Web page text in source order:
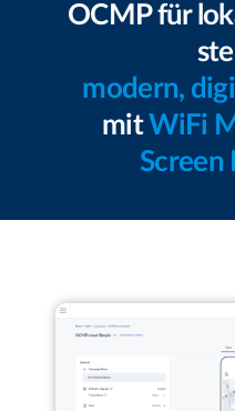
OCMP für
modern,
mit WiFi
Screen